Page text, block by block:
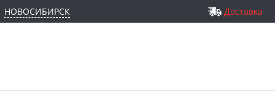
НОВОСИБИРСК Доставка